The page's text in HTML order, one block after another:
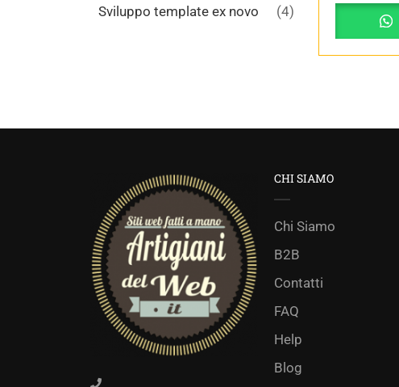
Sviluppo template ex novo
(4)
CHI SIAMO
Chi Siamo
B2B
Contatti
FAQ
Help
Blog